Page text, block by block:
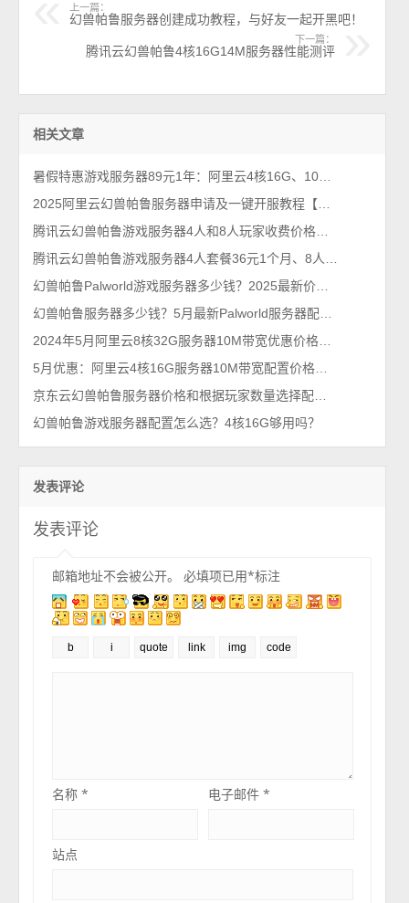
上一篇：
幻兽帕鲁服务器创建成功教程，与好友一起开黑吧！
下一篇：
腾讯云幻兽帕鲁4核16G14M服务器性能测评
相关文章
幻兽帕鲁游戏服务器配置怎么选？4核16G够用吗？
发表评论
发表评论
邮箱地址不会被公开。 必填项已用*标注
名称* 电子邮件*
站点